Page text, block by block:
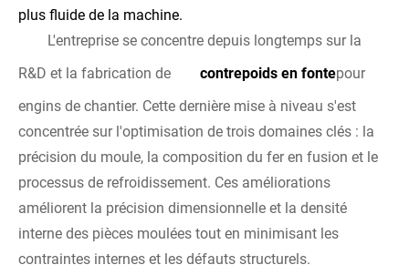
plus fluide de la machine.
L'entreprise se concentre depuis longtemps sur la
R&D et la fabrication de
contrepoids en fontepour
engins de chantier. Cette dernière mise à niveau s'est
concentrée sur l'optimisation de trois domaines clés : la
précision du moule, la composition du fer en fusion et le
processus de refroidissement. Ces améliorations
améliorent la précision dimensionnelle et la densité
interne des pièces moulées tout en minimisant les
contraintes internes et les défauts structurels.